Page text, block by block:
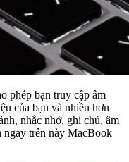
phép bạn truy cập âm
của bạn và nhiều hơn
nhắc nhở, ghi chú, âm
ngay trên này MacBook